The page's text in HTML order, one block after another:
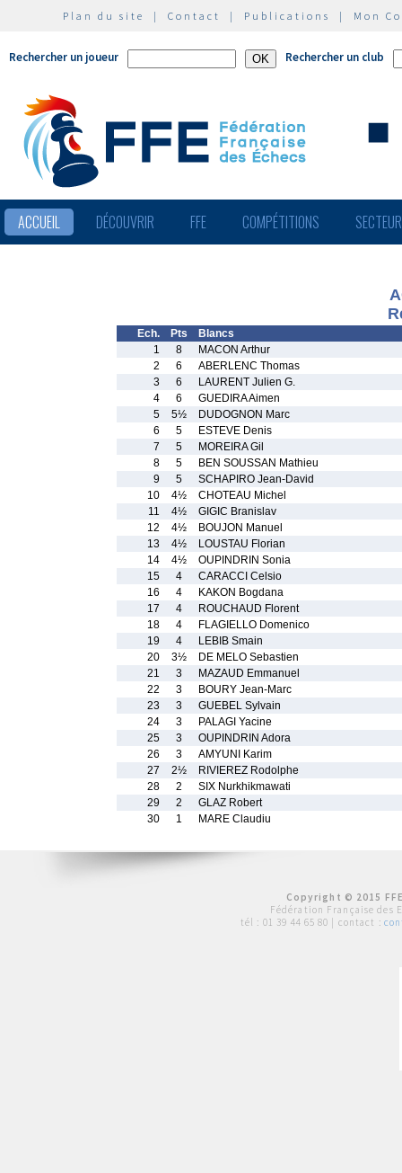
Plan du site | Contact | Publications | Mon
Rechercher un joueur Rechercher un club
ACCUEIL DÉCOUVRIR FFE COMPÉTITIONS
Ech. Pts
Blancs
1
8
MACON Arthur
2
6
ABERLENC Thomas
3
6
LAURENT Julien G.
4
6
GUEDIRA Aimen
5
5½
DUDOGNON Marc
6
5
ESTEVE Denis
7
5
MOREIRA Gil
8
5
BEN SOUSSAN Mathieu
9
5
SCHAPIRO Jean-David
10
4½
CHOTEAU Michel
11
4½
GIGIC Branislav
12
4½
BOUJON Manuel
13
4½
LOUSTAU Florian
14
4½
OUPINDRIN Sonia
15
4
CARACCI Celsio
16
4
KAKON Bogdana
17
4
ROUCHAUD Florent
18
4
FLAGIELLO Domenico
19
4
LEBIB Smain
20
3½
DE MELO Sebastien
21
3
MAZAUD Emmanuel
22
3
BOURY Jean-Marc
23
3
GUEBEL Sylvain
24
3
PALAGI Yacine
25
3
OUPINDRIN Adora
26
3
AMYUNI Karim
27
2½
RIVIEREZ Rodolphe
28
2
SIX Nurkhikmawati
29
2
GLAZ Robert
30
1 MARE Claudiu
Copyright © 2015
Fédération Française des
tél : 01 39 44 65 80 | contact :